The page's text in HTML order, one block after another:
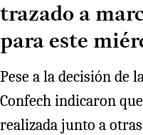
trazado a
para este
Pese a la decisión de
Confech indicaron
realizada junto a